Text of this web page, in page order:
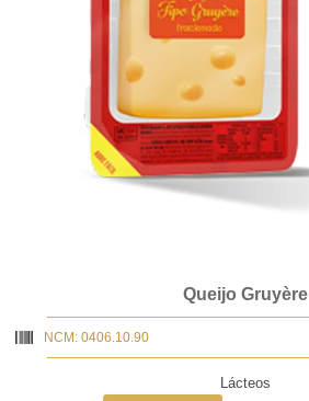
Queijo Gruyère
NCM: 0406.10.90
Lácteos